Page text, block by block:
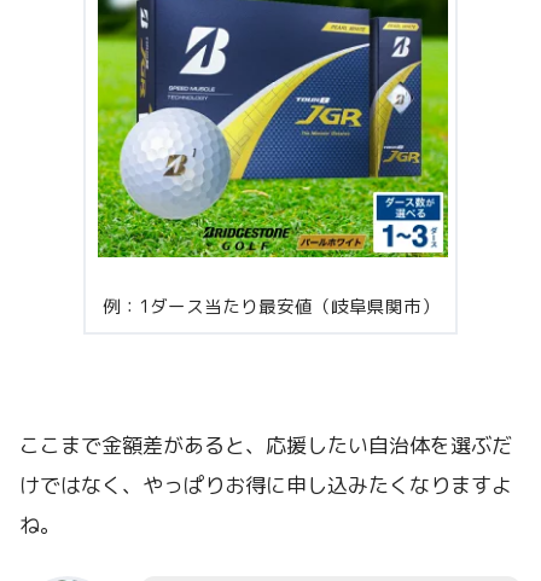
例：1ダース当たり最安値（岐阜県関市）
ここまで金額差があると、応援したい自治体を選ぶだ
けではなく、やっぱりお得に申し込みたくなりますよ
ね。